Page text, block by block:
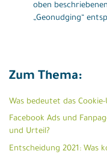
oben
„Geonudging“
Zum Thema:
Was bedeutet das Cookie-
Facebook Ads und
und Urteil?
Entscheidung 2021: Was